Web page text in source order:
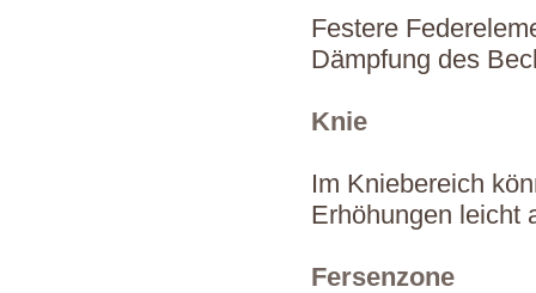
Festere
Dämpfung des
Knie
Im Kniebereich
Erhöhungen leicht
Fersenzone